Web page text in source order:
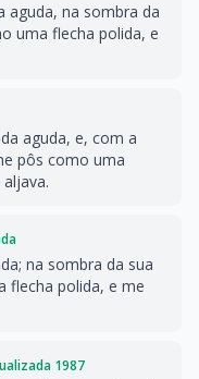
aguda, na sombra da
uma flecha polida, e
aguda, e, com a
pôs como uma
na sombra da sua
flecha polida, e me
1987